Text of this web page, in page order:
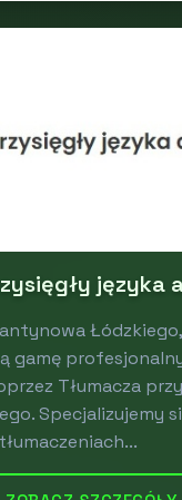
języka
gamę
Tłumacza
Specjalizujemy